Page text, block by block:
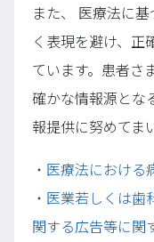
また、 医療法に
く表現を避け、正
ています。患者さ
確かな情報源とな
報提供に努めてま
・医療法におけ
・医業若しくは
関する広告等に関